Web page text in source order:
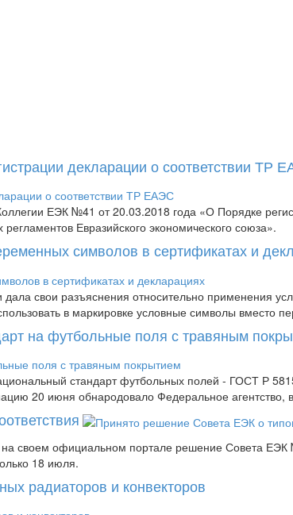
декларации о соответствии ТР
ЕЭК №41 от 20.03.2018 года «О Порядке
Евразийского экономического союза».
символов в сертификатах и
свои разъяснения относительно применения
в маркировке условные символы вместо
на футбольные поля с травяным
стандарт футбольных полей - ГОСТ Р
20 июня обнародовало Федеральное агентство,
своем официальном портале решение Совета
18 июля.
радиаторов и конвекторов